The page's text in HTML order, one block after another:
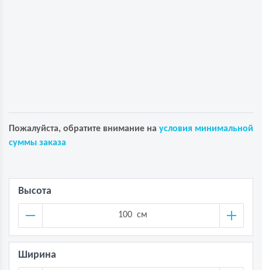
Пожалуйста, обратите внимание на условия минимальной
суммы заказа
Высота
см
Ширина